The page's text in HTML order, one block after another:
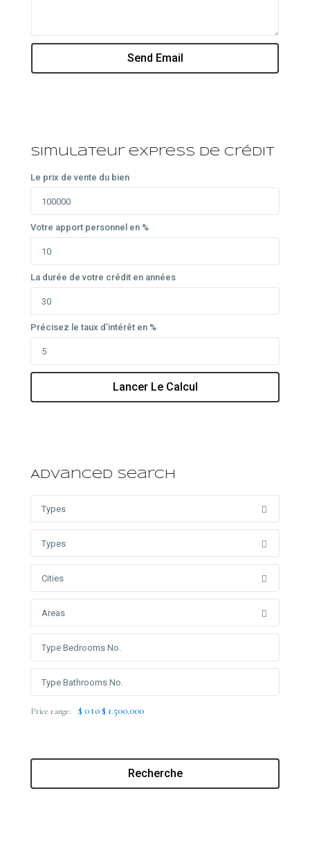
Simulateur express de crédit
Le prix de vente du bien
Votre apport personnel en %
La durée de votre crédit en années
Précisez le taux d’intérêt en %
Lancer Le Calcul
Advanced Search
Types
Types
Cities
Areas
Price range: $ 0 to $ 1.500.000
Recherche